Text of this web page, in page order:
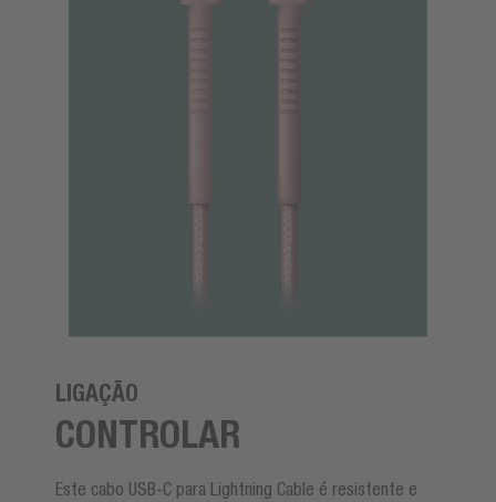
LIGAÇÃO
CONTROLAR
Este cabo USB-C para Lightning Cable é resistente e